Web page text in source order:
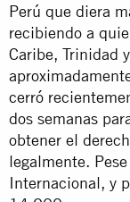
Perú que diera
recibiendo a
Caribe, Trinidad
cerró
dos semanas
obtener el
legalmente.
Internacional, y